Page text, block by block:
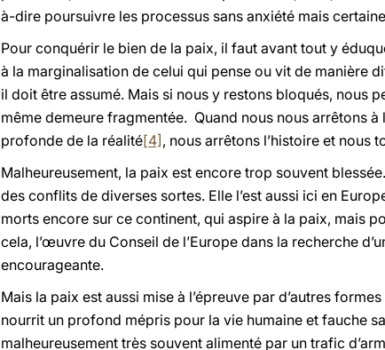
à-dire poursuivre les processus sans anxiété mais
Pour conquérir le bien de la paix, il faut avant tout y
à la marginalisation de celui qui pense ou vit de manière
il doit être assumé. Mais si nous y restons bloqués, nous
même demeure fragmentée. Quand nous nous arrêtons
profonde de la réalité[4] , nous arrêtons l’histoire et nous
Malheureusement, la paix est encore trop souvent
des conflits de diverses sortes. Elle l’est aussi ici en
morts encore sur ce continent, qui aspire à la paix, mais
cela, l’œuvre du Conseil de l’Europe dans la recherche
encourageante.
Mais la paix est aussi mise à l’épreuve par d’autres
nourrit un profond mépris pour la vie humaine et fauche
malheureusement très souvent alimenté par un trafic